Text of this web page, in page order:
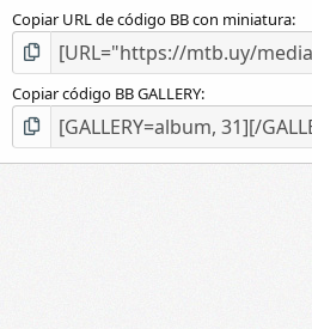
Copiar URL de código BB con miniatura
Copiar código BB GALLERY